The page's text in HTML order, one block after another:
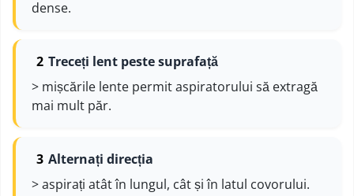
dense.
Treceți lent peste suprafață
> mișcările lente permit aspiratorului să extragă
mai mult păr.
Alternați direcția
> aspirați atât în lungul, cât și în latul covorului.